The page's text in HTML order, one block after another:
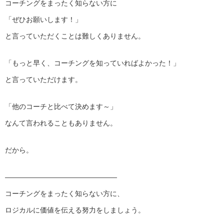
コーチングをまったく知らない方に
「ぜひお願いします！」
と言っていただくことは難しくありません。
「もっと早く、コーチングを知っていればよかった！」
と言っていただけます。
「他のコーチと比べて決めます～」
なんて言われることもありません。
だから。
————————————————
コーチングをまったく知らない方に、
ロジカルに価値を伝える努力をしましょう。